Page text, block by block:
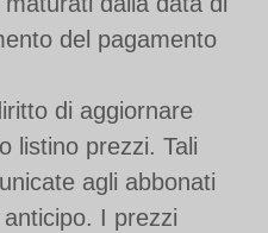
del pagamento
di aggiornare
listino prezzi. Tali
agli abbonati
I prezzi